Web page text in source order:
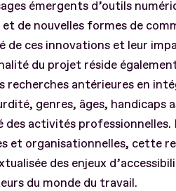
émergents d’outils
de nouvelles formes de
ces innovations et leur
du projet réside
recherches antérieures en
genres, âges, handicaps
activités professionnelles.
et organisationnelles, cette
des enjeux
du monde du travail.